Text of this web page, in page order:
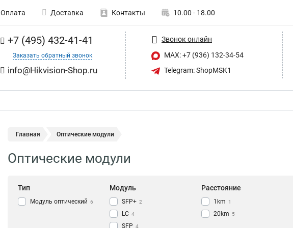
Оплата Доставка Контакты 10.00 - 18.00
+7 (495) 432-41-41
Заказать обратный звонок
info@Hikvision-Shop.ru
Звонок онлайн
MAX: +7 (936) 132-34-54
Telegram: ShopMSK1
Главная Оптические модули
Оптические модули
Тип
Модуль оптический 6
Модуль
SFP+ 2
LC 4
SFP 4
Расстояние
1km 1
20km 5